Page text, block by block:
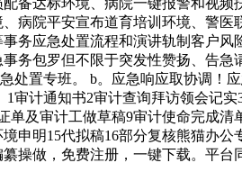
病院平安宣布道育培训环境、警
务应急处置流程和演讲轨制客户
务包罗但不限于突发性赞扬、告
处置专班。 b。应急响应取协调！
1审计通知书2审计查询拜访领会记
单及审计工做草稿9审计使命完成
申明15代拟稿16部分复核熊猫办
操做，免费注册，一键下载。平台